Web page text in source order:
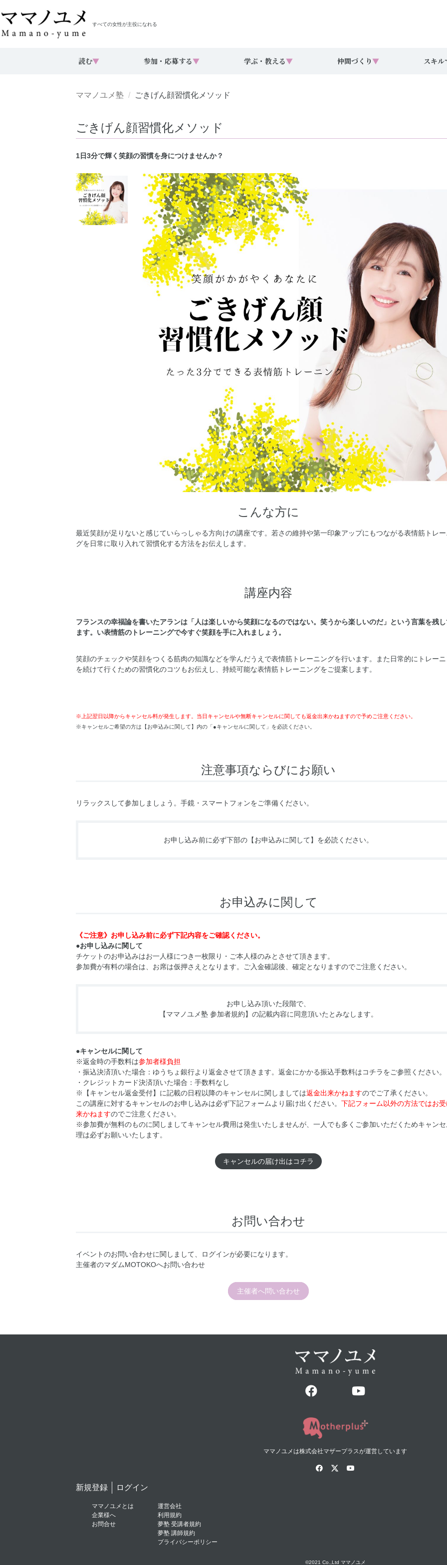
すべての女性が主役になれる
読む▼ 参加・応募する▼ 学ぶ・教える▼ 仲間づくり ▼ スキル
ママノユメ塾 ごきげん顔習慣化メソッド
ごきげん顔習慣化メソッド
1日3分で輝く笑顔の習慣を身につけませんか？
こんな方に
最近笑顔が足りないと感じていらっしゃる方向けの講座です。若さの維持や第一印象アップにもつながる表情筋トレ
グを日常に取り入れて習慣化する方法をお伝えします。
講座内容
フランスの幸福論を書いたアランは「人は楽しいから笑顔になるのではない。笑うから楽しいのだ」という言葉を残
ます。い表情筋のトレーニングで今すぐ笑顔を手に入れましょう。
笑顔のチェックや笑顔をつくる筋肉の知識などを学んだうえで表情筋トレーニングを行います。また日常的にトレー
を続けて行くための習慣化のコツもお伝えし、持続可能な表情筋トレーニングをご提案します。
※上記翌日以降からキャンセル料が発生します。当日キャンセルや無断キャンセルに関しても返金出来かねますので予めご注意ください。
※キャンセルご希望の方は【お申込みに関して】内の「●キャンセルに関して」を必読ください。
注意事項ならびにお願い
リラックスして参加しましょう。手鏡・スマートフォンをご準備ください。
お申し込み前に必ず下部の 【お申込みに関して】 を必読ください。
お申込みに関して
《ご注意》お申し込み前に必ず下記内容をご確認ください。
●お申し込みに関して
チケットのお申込みはお一人様につき一枚限り・ご本人様のみとさせて頂きます。
参加費が有料の場合は、お席は仮押さえとなります。ご入金確認後、確定となりますのでご注意ください。
お申し込み頂いた段階で、
【ママノユメ塾 参加者規約】の記載内容に同意頂いたとみなします。
●キャンセルに関して
※返金時の手数料は参加者様負担
・振込決済頂いた場合：ゆうちょ銀行より返金させて頂きます。返金にかかる振込手数料はコチラをご参照ください。
・クレジットカード決済頂いた場合：手数料なし
※【キャンセル返金受付】に記載の日程以降のキャンセルに関しましては返金出来かねますのでご了承ください。
この講座に対するキャンセルのお申し込みは必ず下記フォームより届け出ください。 下記フォーム以外の方法ではお
来かねますのでご注意ください。
※参加費が無料のものに関しましてキャンセル費用は発生いたしませんが、一人でも多くご参加いただくためキャン
理は必ずお願いいたします。
キャンセルの届け出はコチラ
お問い合わせ
イベントのお問い合わせに関しまして、ログインが必要になります。
主催者のマダムMOTOKOへお問い合わせ
主催者へ問い合わせ
ママノユメは株式会社マザープラスが運営しています
新規登録 ログイン
ママノユメとは
企業様へ
お問合せ
運営会社
利用規約
夢塾 受講者規約
夢塾 講師規約
プライバシーポリシー
©2021 Co.,Ltd ママノユメ